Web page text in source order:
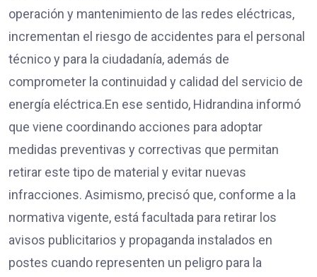
operación y mantenimiento de las redes eléctricas,
incrementan el riesgo de accidentes para el personal
técnico y para la ciudadanía, además de
comprometer la continuidad y calidad del servicio de
energía eléctrica.En ese sentido, Hidrandina informó
que viene coordinando acciones para adoptar
medidas preventivas y correctivas que permitan
retirar este tipo de material y evitar nuevas
infracciones. Asimismo, precisó que, conforme a la
normativa vigente, está facultada para retirar los
avisos publicitarios y propaganda instalados en
postes cuando representen un peligro para la